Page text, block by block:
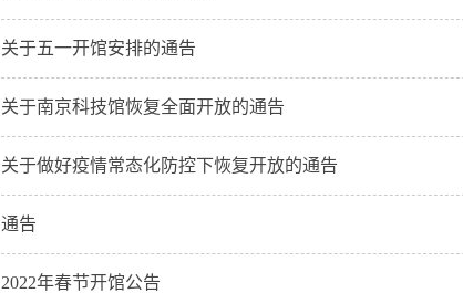
关于五一开馆安排的通告
关于南京科技馆恢复全面开放的通告
关于做好疫情常态化防控下恢复开放的通告
通告
2022年春节开馆公告